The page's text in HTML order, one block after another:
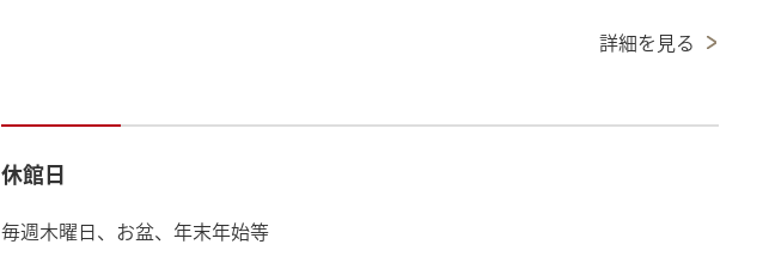
詳細を見る
休館日
毎週木曜日、お盆、年末年始等